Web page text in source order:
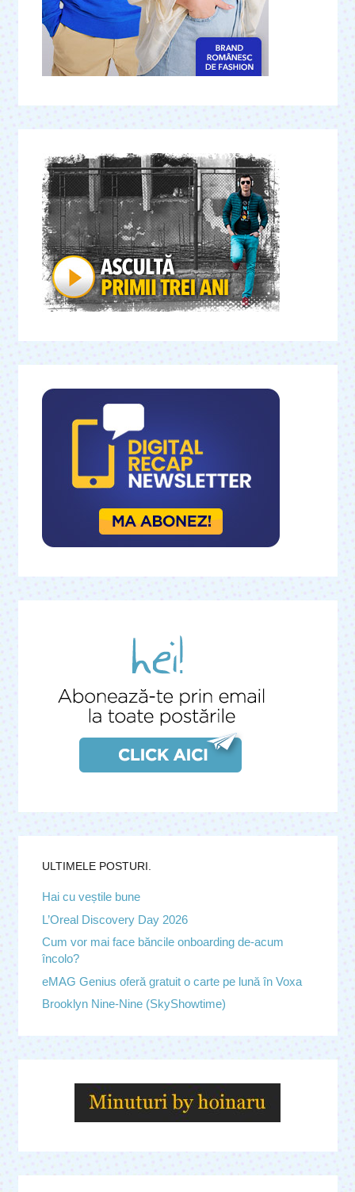
ULTIMELE POSTURI.
Hai cu veștile bune
L’Oreal Discovery Day 2026
Cum vor mai face băncile onboarding de-acum
încolo?
eMAG Genius oferă gratuit o carte pe lună în Voxa
Brooklyn Nine-Nine (SkyShowtime)